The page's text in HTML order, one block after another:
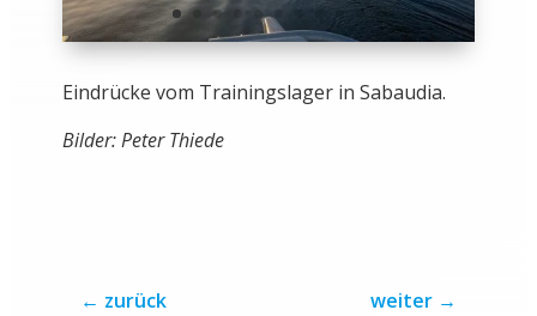
Eindrücke vom Trainingslager in Sabaudia.
Bilder: Peter Thiede
← zurück weiter →